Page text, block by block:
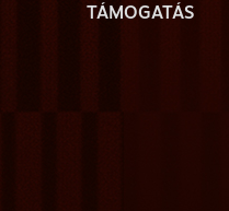
TÁMOGATÁS